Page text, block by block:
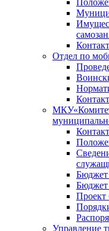
Отдел по
Бюджет
Бюджет
Проект
Управление